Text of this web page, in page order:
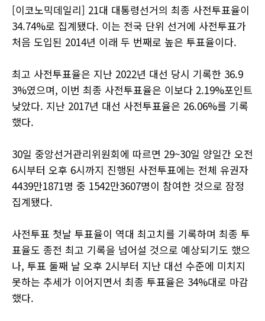
[이코노믹데일리] 21대 대통령선거의 최종 사전투표율이
34.74%로 집계됐다. 이는 전국 단위 선거에 사전투표가
처음 도입된 2014년 이래 두 번째로 높은 투표율이다.
최고 사전투표율은 지난 2022년 대선 당시 기록한 36.9
3%였으며, 이번 최종 사전투표율은 이보다 2.19%포인트
낮았다. 지난 2017년 대선 사전투표율은 26.06%를 기록
했다.
30일 중앙선거관리위원회에 따르면 29~30일 양일간 오전
6시부터 오후 6시까지 진행된 사전투표에는 전체 유권자
4439만1871명 중 1542만3607명이 참여한 것으로 잠정
집계됐다.
사전투표 첫날 투표율이 역대 최고치를 기록하며 최종 투
표율도 종전 최고 기록을 넘어설 것으로 예상되기도 했으
나, 투표 둘째 날 오후 2시부터 지난 대선 수준에 미치지
못하는 추세가 이어지면서 최종 투표율은 34%대로 마감
했다.